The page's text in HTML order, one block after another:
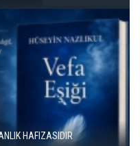
“BÖĞÜRTLEN ÖPÜCÜĞÜ”